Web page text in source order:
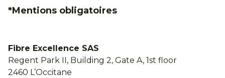
*Mentions obligatoires
Fibre Excellence SAS
Regent Park II, Building 2, Gate A, 1st floor
2460 L’Occitane